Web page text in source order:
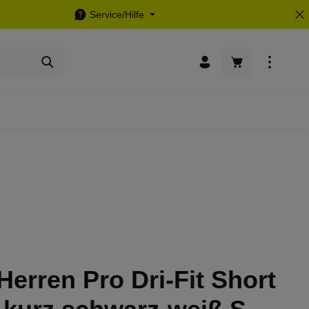
Service/Hilfe
Warenkorb
Pro Dri-Fit Short